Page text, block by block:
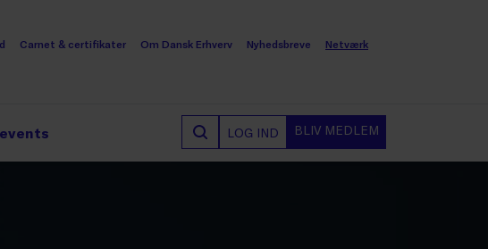
Carnet & certifikater Om Dansk Erhverv Nyhedsbreve Netværk
LOG IND BLIV MEDLEM